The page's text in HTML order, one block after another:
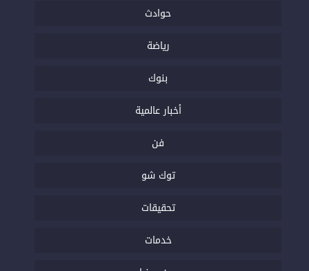
حوادث
رياضة
بنوك
أخبار عالمية
فن
توك شو
تحقيقات
خدمات